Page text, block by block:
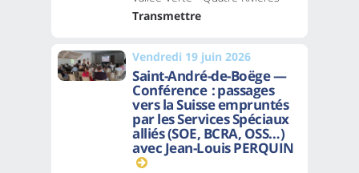
Transmettre
Vendredi 19 juin 2026
Saint-André-de-Boëge —
Conférence : passages
vers la Suisse empruntés
par les Services Spéciaux
alliés (SOE, BCRA, OSS…)
avec Jean-Louis PERQUIN